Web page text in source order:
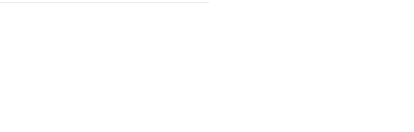
き／ＳＯＳ・ＳＯＳ・ＰＨＳ／挑戦者の憂鬱／帰れ
川晶／創元推理文庫版解説＝村上貴史